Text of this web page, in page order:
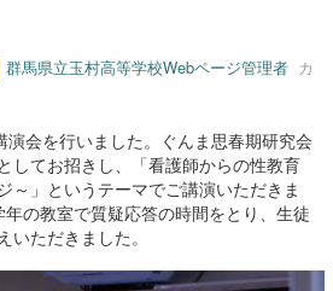
群馬県立玉村高等学校Webページ管理者 カ
会を行いました。ぐんま思春期研究会
してお招きし、「看護師からの性教育
～」というテーマでご講演いただきま
の教室で質疑応答の時間をとり、生徒
ただきました。